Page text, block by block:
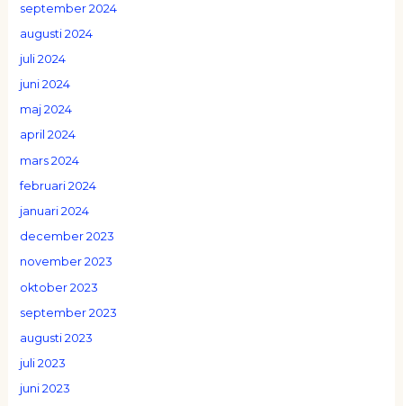
september 2024
augusti 2024
juli 2024
juni 2024
maj 2024
april 2024
mars 2024
februari 2024
januari 2024
december 2023
november 2023
oktober 2023
september 2023
augusti 2023
juli 2023
juni 2023